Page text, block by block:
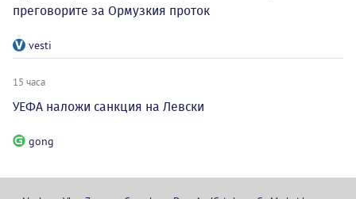
преговорите за Ормузкия проток
vesti
15 часа
УЕФА наложи санкция на Левски
gong